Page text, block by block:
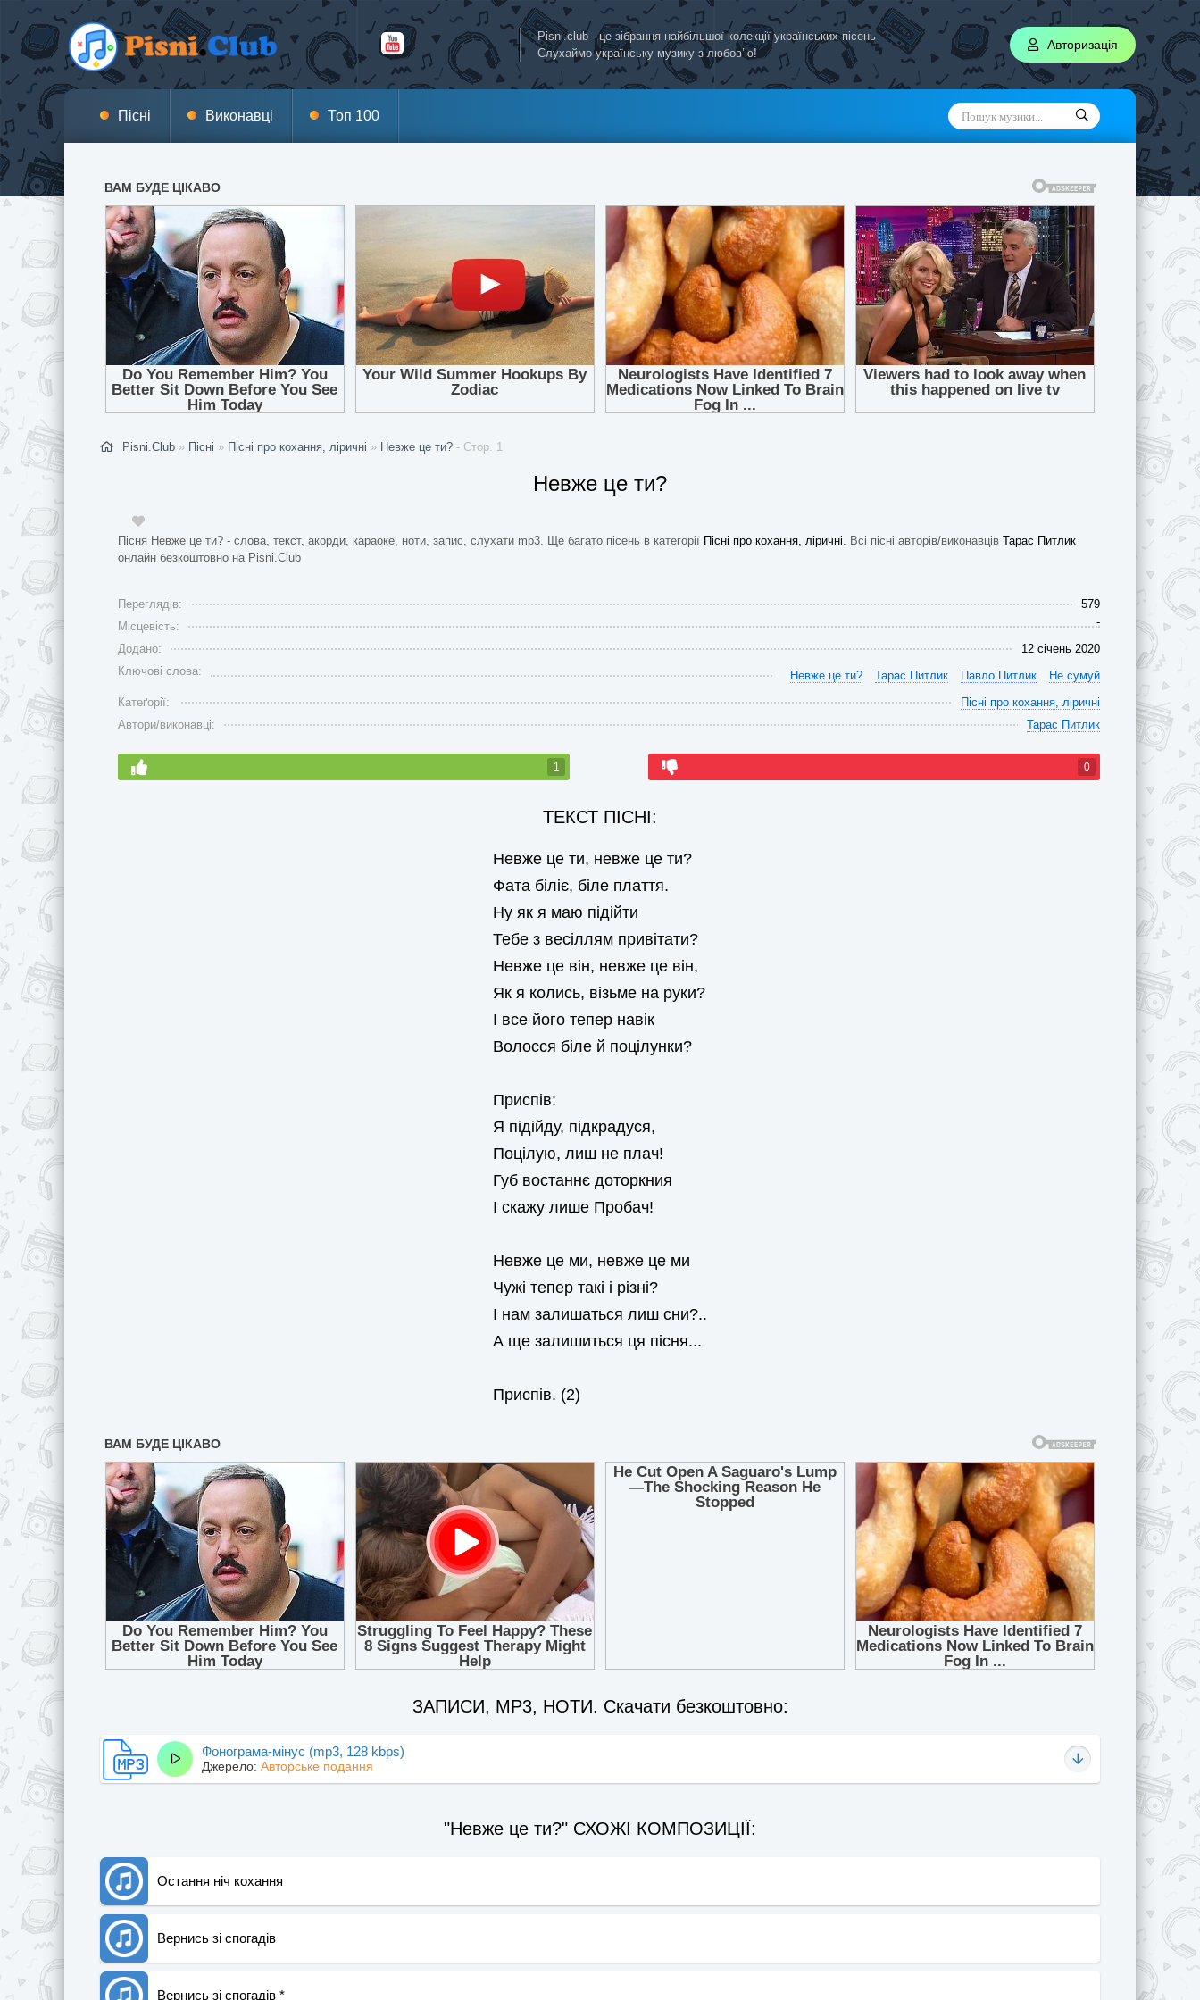
Pisni.club - це зібрання найбільшої колекції українських пісень
Слухаймо українську музику з любов’ю!
Авторизація
Пісні Виконавці Топ 100
Pisni.Club » Пісні » Пісні про кохання, ліричні » Невже це ти? - Стор. 1
Невже це ти?
Пісня Невже це ти? - слова, текст, акорди, караоке, ноти, запис, слухати mp3. Ще багато пісень в категорії Пісні про кохання, ліричні . Всі пісні авторів/виконавців Тарас Питлик
онлайн безкоштовно на Pisni.Club
Переглядів:
579
Місцевість:
-
Додано:
12 січень 2020
Ключові слова:
Невже це ти? Тарас Питлик Павло Питлик
Не сумуй
Катеґорії:
Пісні про кохання, ліричні
Автори/виконавці:
Тарас Питлик
1 0
ТЕКСТ ПІСНІ:
Невже це ти, невже це ти?
Фата біліє, біле плаття.
Ну як я маю підійти
Тебе з весіллям привітати?
Невже це він, невже це він,
Як я колись, візьме на руки?
І все його тепер навік
Волосся біле й поцілунки?
Приспів:
Я підійду, підкрадуся,
Поцілую, лиш не плач!
Губ востаннє доторкния
І скажу лише Пробач!
Невже це ми, невже це ми
Чужі тепер такі і різні?
І нам залишаться лиш сни?..
А ще залишиться ця пісня...
Приспів. (2)
ЗАПИСИ, MP3, НОТИ. Скачати безкоштовно:
Фонограма-мінус (mp3, 128 kbps)
Джерело: Авторське подання
"Невже це ти?" СХОЖІ КОМПОЗИЦІЇ:
Остання ніч кохання
Вернись зі спогадів
Вернись зі спогадів *